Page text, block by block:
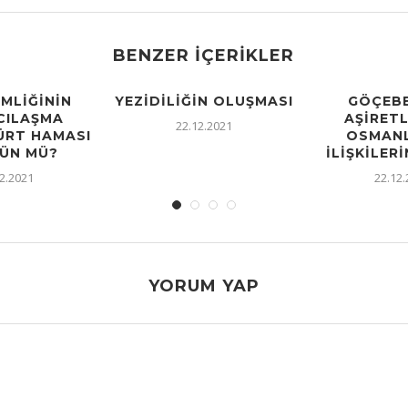
BENZER İÇERIKLER
HAMASI
MÜ?
YEZIDILIĞIN OLUŞMASI
22.12.2021
YORUM YAP